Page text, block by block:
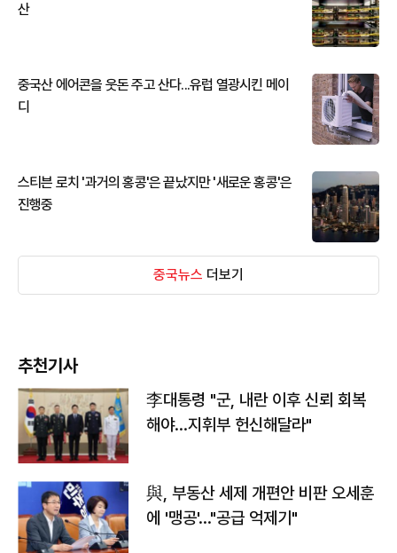
산
중국산 에어콘을 웃돈 주고 산다...유럽 열광시킨 메이
디
스티븐 로치 '과거의 홍콩'은 끝났지만 '새로운 홍콩'은
진행중
중국뉴스 더보기
추천기사
李대통령 "군, 내란 이후 신뢰 회복
해야…지휘부 헌신해달라"
與, 부동산 세제 개편안 비판 오세훈
에 '맹공'…"공급 억제기"